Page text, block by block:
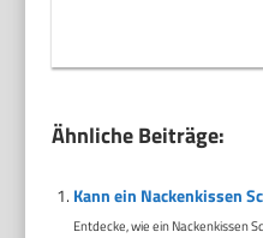
Ähnliche Beiträge:
Kann ein Nackenkissen
Entdecke, wie ein Nackenkissen